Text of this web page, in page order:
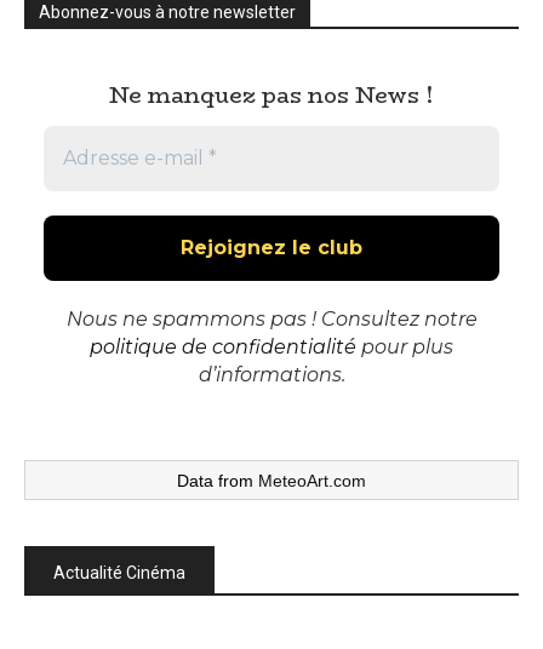
Abonnez-vous à notre newsletter
Ne manquez pas nos News !
Nous ne spammons pas ! Consultez notre
politique de confidentialité pour plus
d’informations.
Data from MeteoArt.com
Actualité Cinéma